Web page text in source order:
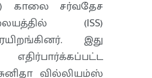
காலை சர்வதேச
(ISS)
இது
வில்லியம்ஸ்